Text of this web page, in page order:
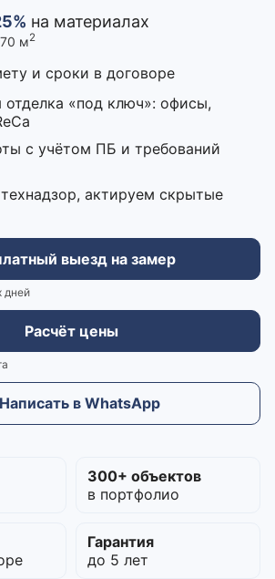
на материалах
м2
и сроки в договоре
отделка «под ключ»: офисы,
с учётом ПБ и требований
актируем скрытые
выезд на замер
дней
Расчёт цены
в WhatsApp
300+ объектов
в портфолио
Гарантия
до 5 лет